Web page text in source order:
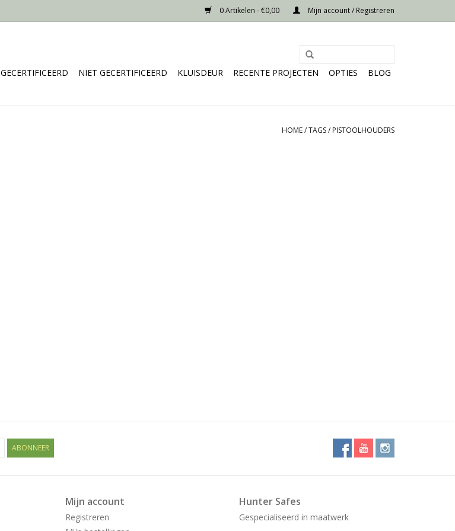
0 Artikelen - €0,00 Mijn account / Registreren
GECERTIFICEERD NIET GECERTIFICEERD KLUISDEUR RECENTE PROJECTEN OPTIES BLOG
HOME/TAGS/ PISTOOLHOUDERS
ABONNEER
Mijn account
Registreren
Hunter Safes
Gespecialiseerd in maatwerk